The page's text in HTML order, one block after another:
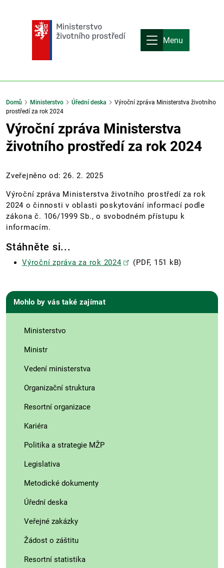
Menu
Domů Ministerstvo Úřední deska
Výroční zpráva Ministerstva životního
prostředí za rok 2024
Výroční zpráva Ministerstva
životního prostředí za rok 2024
Zveřejněno od: 26. 2. 2025
Výroční zpráva Ministerstva životního prostředí za rok
2024 o činnosti v oblasti poskytování informací podle
zákona č. 106/1999 Sb., o svobodném přístupu k
informacím.
Stáhněte si...
Výroční zpráva za rok 2024 (PDF, 151 kB)
Mohlo by vás také zajímat
Ministerstvo
Ministr
Vedení ministerstva
Organizační struktura
Resortní organizace
Kariéra
Politika a strategie MŽP
Legislativa
Metodické dokumenty
Úřední deska
Veřejné zakázky
Žádost o záštitu
Resortní statistika